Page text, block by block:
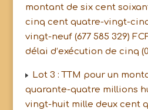
montant de six cent
cinq cent quatre-vingt-
vingt-neuf (677 585 329)
délai d’exécution de cinq
Lot 3 : TTM pour un
quarante-quatre millions
vingt-huit mille deux cent